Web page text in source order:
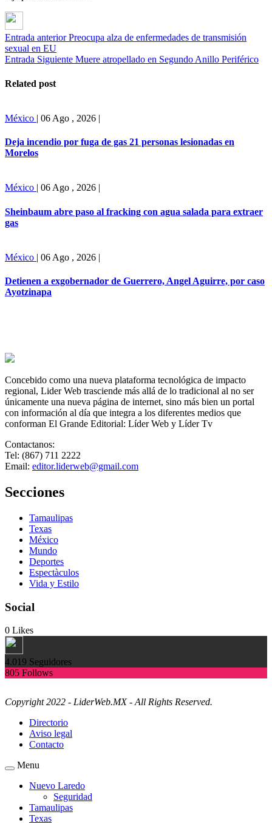
Entrada anterior Preocupa alza de enfermedades de transmisión
sexual en EU
Entrada Siguiente Muere atropellado en Segundo Anillo Periférico
Related post
México | 06 Ago , 2026 |
Deja incendio por fuga de gas 21 personas lesionadas en
Morelos
México | 06 Ago , 2026 |
Sheinbaum abre paso al fracking con agua salada para extraer
gas
México | 06 Ago , 2026 |
Detienen a exgobernador de Guerrero, Angel Aguirre, por caso
Ayotzinapa
Concebido como una nueva plataforma tecnológica de impacto
regional, Lider Web trasciende más allá de lo tradicional al no ser
únicamente una nueva página de internet, sino más bien un portal
con información al día que integra a los diferentes medios que
conforman El Grande Editorial: Líder Web y Líder Tv
Contactanos:
Tel: (867) 711 2222
Email: editor.liderweb@gmail.com
Secciones
Tamaulipas
Texas
México
Mundo
Deportes
Espectàculos
Vida y Estilo
Social
0 Likes
4.019 Seguidores
805 Follows
Copyright 2022 - LiderWeb.MX - All Rights Reserved.
Directorio
Aviso legal
Contacto
Menu
Nuevo Laredo
Seguridad
Tamaulipas
Texas